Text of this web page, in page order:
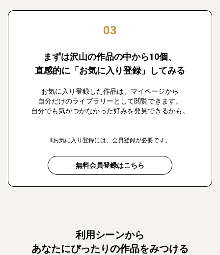
03
まずは沢山の作品の中から10個、
直感的に「お気に入り登録」してみる
お気に入り登録した作品は、マイページから
自分だけのライブラリーとして閲覧できます。
自分でも気がつかなかった好みを発見できるかも。
※お気に入り登録には、会員登録が必要です。
無料会員登録はこちら
利用シーンから
あなたにぴったりの作品をみつける